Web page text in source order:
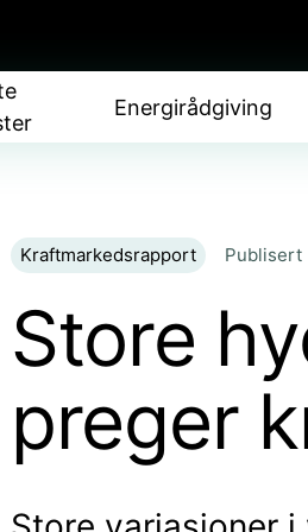
Energirådgiving
Kraftmarkedsrapport Publisert
Store
preger